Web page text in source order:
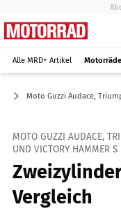
Alle MRD+ Artikel
Moto Guzzi Audace,
MOTO GUZZI AUDACE,
UND VICTORY HAMMER S
Vergleich